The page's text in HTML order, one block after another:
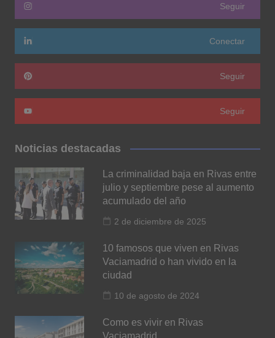
Seguir
Conectar
Seguir
Seguir
Noticias destacadas
La criminalidad baja en Rivas entre
julio y septiembre pese al aumento
acumulado del año
2 de diciembre de 2025
10 famosos que viven en Rivas
Vaciamadrid o han vivido en la
ciudad
10 de agosto de 2024
Como es vivir en Rivas
Vaciamadrid